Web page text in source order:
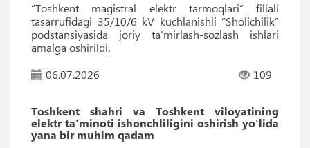
“Toshkent magistral elektr tarmoqlari” filiali
tasarrufidagi 35/10/6 kV kuchlanishli “Sholichilik”
podstansiyasida joriy taʼmirlash-sozlash ishlari
amalga oshirildi.
06.07.2026
109
Toshkent shahri va Toshkent viloyatining
elektr ta'minoti ishonchliligini oshirish yo'lida
yana bir muhim qadam